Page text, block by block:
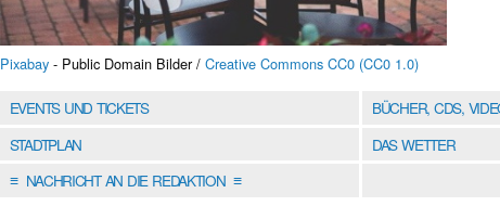
Pixabay - Public Domain Bilder / Creative Commons CC0 (CC0 1.0)
EVENTS UND TICKETS
BÜCHER, CDS,
STADTPLAN
DAS WETTER
≡NACHRICHT AN DIE REDAKTION≡